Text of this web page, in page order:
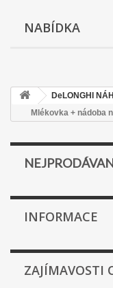
NABÍDKA
DeLONGHI
Mlékovka + nádoba
INFORMACE
ZAJÍMAVOSTI